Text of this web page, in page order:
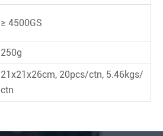
≥ 4500GS
250g
21x21x26cm, 20pcs/ctn, 5.46kgs/
ctn